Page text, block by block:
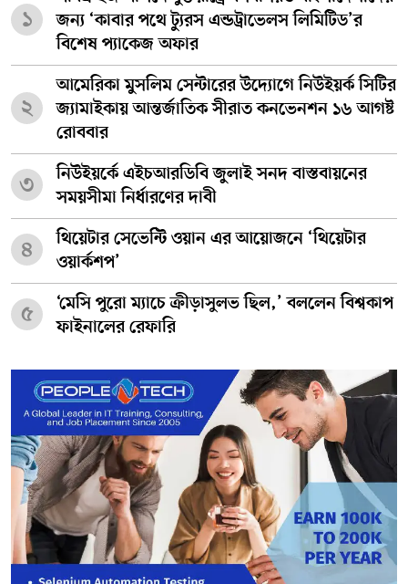
১
জন্য ‘কাবার পথে ট্যুরস এন্ডট্রাভেলস লিমিটিড’র
বিশেষ প্যাকেজ অফার
২
আমেরিকা মুসলিম সেন্টারের উদ্যোগে নিউইয়র্ক সিটির
জ্যামাইকায় আন্তর্জাতিক সীরাত কনভেনশন ১৬ আগষ্ট
রোববার
৩
নিউইয়র্কে এইচআরডিবি জুলাই সনদ বাস্তবায়নের
সময়সীমা নির্ধারণের দাবী
৪
থিয়েটার সেভেন্টি ওয়ান এর আয়োজনে ‘থিয়েটার
ওয়ার্কশপ’
৫
‘মেসি পুরো ম্যাচে ক্রীড়াসুলভ ছিল,’ বললেন বিশ্বকাপ
ফাইনালের রেফারি